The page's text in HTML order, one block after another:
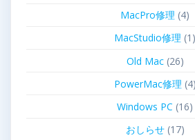
MacPro修理 (4)
MacStudio修理 (1)
Old Mac(26)
PowerMac修理 (4)
Windows PC (16)
おしらせ(17)